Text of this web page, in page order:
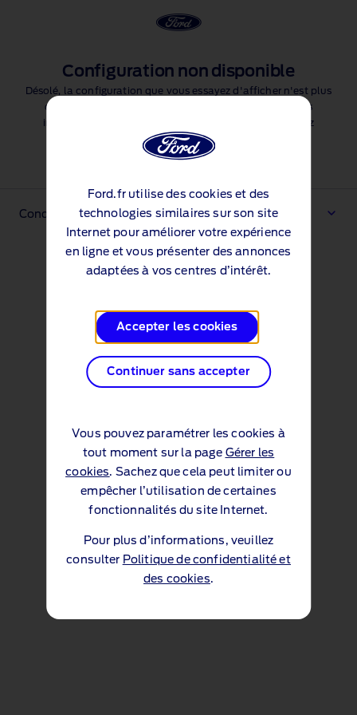
Configuration non disponible
Désolé, la configuration que vous essayez d'afficher n'est plus
disponible. Il existe beaucoup d'autres fonctionnalités
intéressantes parmi lesquelles choisir, mais vous devrez
recommencer à créer votre véhicule.
Commencer à créer mon véhicule
Conditions générales
Ford.fr utilise des cookies et des
technologies similaires sur son site
Internet pour améliorer votre expérience
en ligne et vous présenter des annonces
adaptées à vos centres d’intérêt.
Accepter les cookies
Continuer sans accepter
Vous pouvez paramétrer les cookies à
tout moment sur la page Gérer les
cookies. Sachez que cela peut limiter ou
empêcher l’utilisation de certaines
fonctionnalités du site Internet.
Pour plus d’informations, veuillez
consulter Politique de confidentialité et
des cookies.